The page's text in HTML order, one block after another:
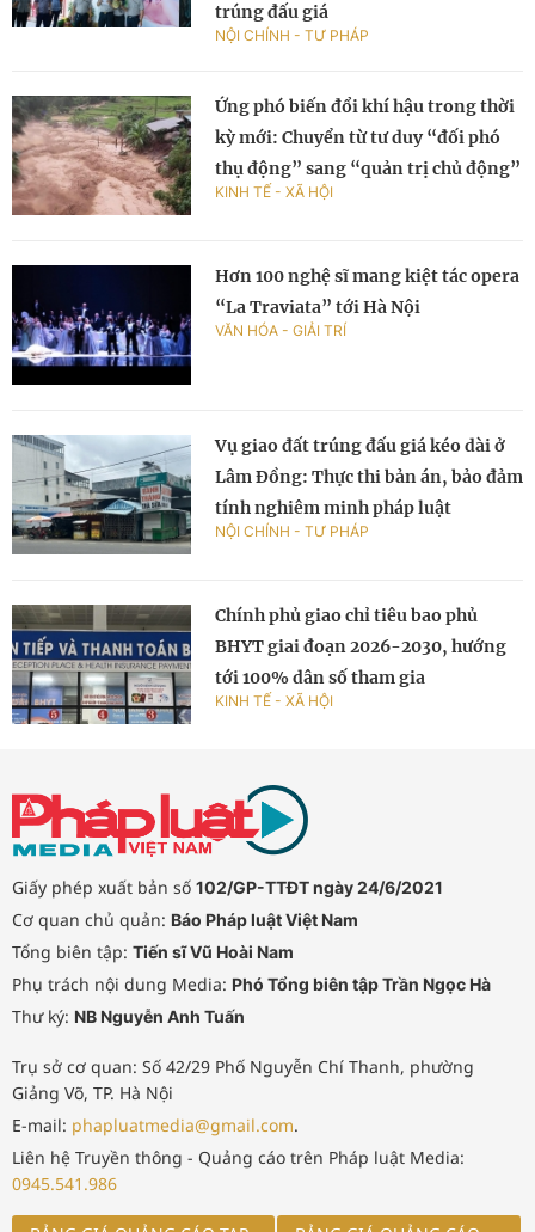
trúng đấu giá
NỘI CHÍNH - TƯ PHÁP
Ứng phó biến đổi khí hậu trong thời
kỳ mới: Chuyển từ tư duy “đối phó
thụ động” sang “quản trị chủ động”
KINH TẾ - XÃ HỘI
Hơn 100 nghệ sĩ mang kiệt tác opera
“La Traviata” tới Hà Nội
VĂN HÓA - GIẢI TRÍ
Vụ giao đất trúng đấu giá kéo dài ở
Lâm Đồng: Thực thi bản án, bảo đảm
tính nghiêm minh pháp luật
NỘI CHÍNH - TƯ PHÁP
Chính phủ giao chỉ tiêu bao phủ
BHYT giai đoạn 2026-2030, hướng
tới 100% dân số tham gia
KINH TẾ - XÃ HỘI
Giấy phép xuất bản số 102/GP-TTĐT ngày 24/6/2021
Cơ quan chủ quản: Báo Pháp luật Việt Nam
Tổng biên tập: Tiến sĩ Vũ Hoài Nam
Phụ trách nội dung Media: Phó Tổng biên tập Trần Ngọc Hà
Thư ký: NB Nguyễn Anh Tuấn
Trụ sở cơ quan: Số 42/29 Phố Nguyễn Chí Thanh, phường
Giảng Võ, TP. Hà Nội
E-mail: phapluatmedia@gmail.com.
Liên hệ Truyền thông - Quảng cáo trên Pháp luật Media:
0945.541.986